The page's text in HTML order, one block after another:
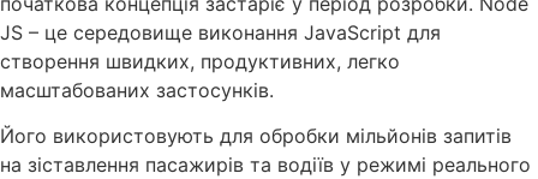
JS – це середовище виконання JavaScript для
створення швидких, продуктивних, легко
масштабованих застосунків.
Його використовують для обробки мільйонів запитів
на зіставлення пасажирів та водіїв у режимі реального